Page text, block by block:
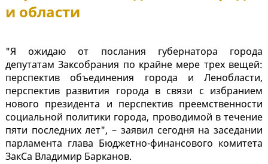
и области
"Я ожидаю от послания губернатора города
депутатам Заксобрания по крайне мере трех вещей:
перспектив объединения города и Ленобласти,
перспектив развития города в связи с избранием
нового президента и перспектив преемственности
социальной политики города, проводимой в течение
пяти последних лет", – заявил сегодня на заседании
парламента глава Бюджетно-финансового комитета
ЗакСа Владимир Барканов.